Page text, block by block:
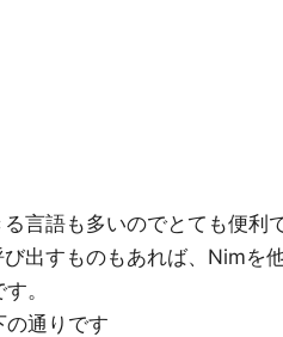
言語も多いのでとても便利で
出すものもあれば、Nimを
。
の通りです